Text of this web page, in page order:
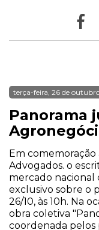
terça-feira, 26 de
Panorama
Em comemoração
Advogados. o
mercado
exclusivo sobre o
26/10, às 10h. Na
obra coletiva
coordenada pelos